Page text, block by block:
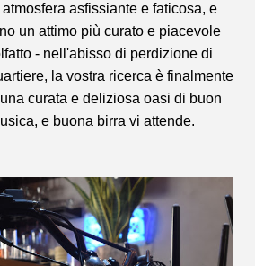
asfissiante e faticosa, e
un attimo più curato e piacevole
- nell'abisso di perdizione di
la vostra ricerca è finalmente
curata e deliziosa oasi di buon
e buona birra vi attende.